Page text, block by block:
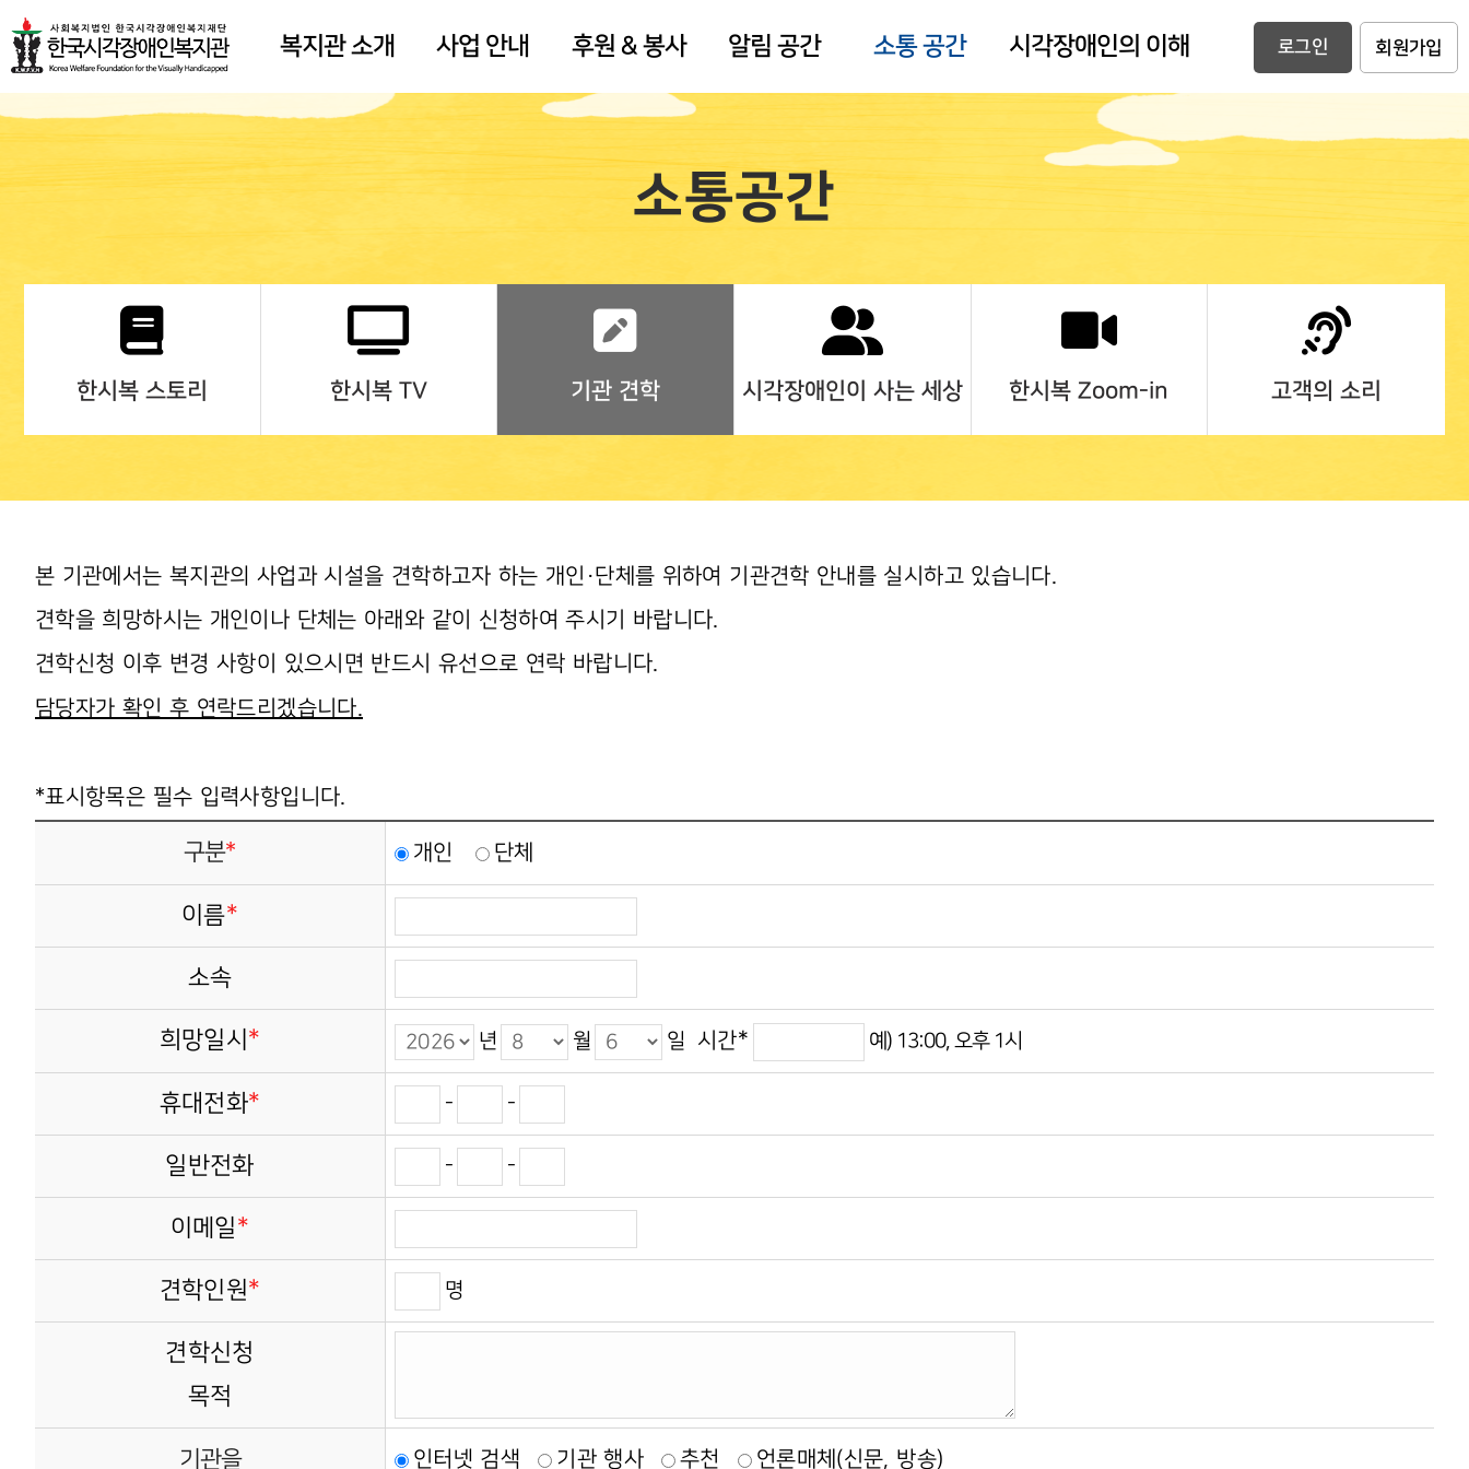
복지관 소개 사업 안내 후원 & 봉사 알림 공간 소통 공간 시각장애인의 이해 로그인 회원가입
소통공간
한시복 스토리 한시복 TV 기관 견학 시각장애인이 사는 세상 한시복 Zoom-in 고객의 소리
본 기관에서는 복지관의 사업과 시설을 견학하고자 하는 개인·단체를 위하여 기관견학 안내를 실시하고 있습니다.
견학을 희망하시는 개인이나 단체는 아래와 같이 신청하여 주시기 바랍니다.
견학신청 이후 변경 사항이 있으시면 반드시 유선으로 연락 바랍니다.
담당자가 확인 후 연락드리겠습니다.
*표시항목은 필수 입력사항입니다.
구분* 개인 단체
이름*
소속
희망일시 * 년 월 일 시간* 예) 13:00, 오후 1시
휴대전화* - -
일반전화 - -
이메일*
견학인원* 명
견학신청
목적
기관을 인터넷 검색 기관 행사 추천 언론매체(신문, 방송)